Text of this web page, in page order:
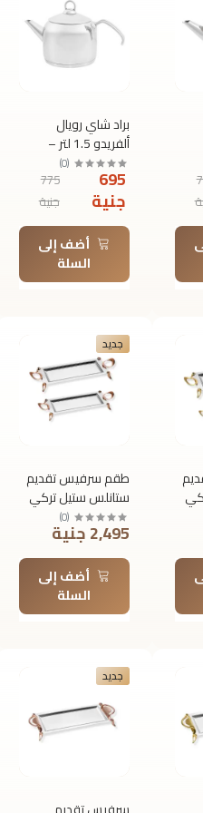
براد شاي رويال
ألفريدو 1.5 لتر –
ستانلس ستيل فضي
(
0
)
775
جنية
695
جنية
أضف إلى
السلة
–
|
جديد
طقم سرفيس تقديم
ستانلس ستيل تركي
رويال ألفريدو سادة –
2 قطعة – مقبض
فردي – روز جولد |
T154+158
(
0
)
2,495 جنية
أضف إلى
السلة
جديد